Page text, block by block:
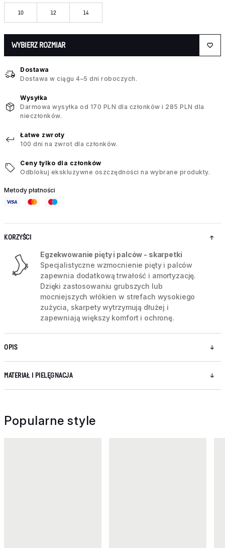
10 12 14
WYBIERZ ROZMIAR
Dostawa
Dostawa w ciągu 4–5 dni roboczych.
Wysyłka
Darmowa wysyłka od 170 PLN dla członków i 285 PLN dla
nieczłonków.
Łatwe zwroty
100 dni na zwrot dla członków.
Ceny tylko dla członków
Odblokuj ekskluzywne oszczędności na wybrane produkty.
Metody płatności
KORZYŚCI
Egzekwowanie pięty i palców - skarpetki
Specjalistyczne wzmocnienie pięty i palców
zapewnia dodatkową trwałość i amortyzację.
Dzięki zastosowaniu grubszych lub
mocniejszych włókien w strefach wysokiego
zużycia, skarpety wytrzymują dłużej i
zapewniają większy komfort i ochronę.
OPIS
MATERIAŁ I PIELĘGNACJA
Popularne style